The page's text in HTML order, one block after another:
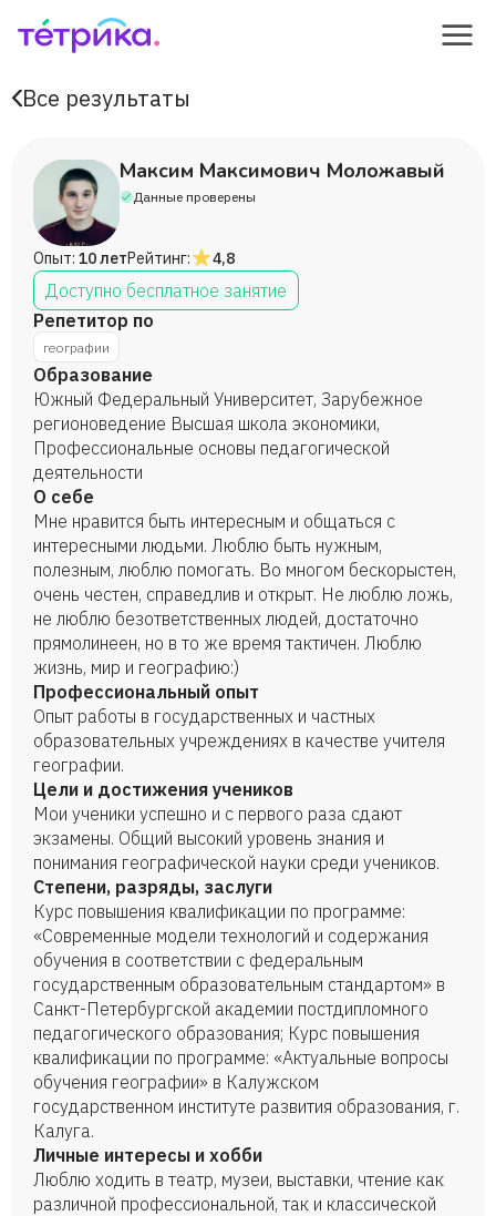
Все результаты
Максим Максимович Моложавый
Данные проверены
Опыт: 10 летРейтинг: 4,8
Доступно бесплатное занятие
Репетитор по
географии
Образование
Южный Федеральный Университет, Зарубежное
регионоведение Высшая школа экономики,
Профессиональные основы педагогической
деятельности
О себе
Мне нравится быть интересным и общаться с
интересными людьми. Люблю быть нужным,
полезным, люблю помогать. Во многом бескорыстен,
очень честен, справедлив и открыт. Не люблю ложь,
не люблю безответственных людей, достаточно
прямолинеен, но в то же время тактичен. Люблю
жизнь, мир и географию:)
Профессиональный опыт
Опыт работы в государственных и частных
образовательных учреждениях в качестве учителя
географии.
Цели и достижения учеников
Мои ученики успешно и с первого раза сдают
экзамены. Общий высокий уровень знания и
понимания географической науки среди учеников.
Степени, разряды, заслуги
Курс повышения квалификации по программе:
«Современные модели технологий и содержания
обучения в соответствии с федеральным
государственным образовательным стандартом» в
Санкт-Петербургской академии постдипломного
педагогического образования; Курс повышения
квалификации по программе: «Актуальные вопросы
обучения географии» в Калужском
государственном институте развития образования, г.
Калуга.
Личные интересы и хобби
Люблю ходить в театр, музеи, выставки, чтение как
различной профессиональной, так и классической